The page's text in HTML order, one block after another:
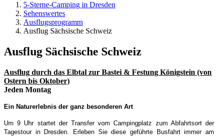
5-Sterne-Camping in Dresden
Sehenswertes
Ausflugsprogramm
Ausflug Sächsische Schweiz
Ausflug Sächsische Schweiz
Ausflug durch das Elbtal zur Bastei & Festung Königstein (von
Ostern bis Oktober)
Jeden Montag
Ein Naturerlebnis der ganz besonderen Art
Um 9 Uhr startet der Transfer vom Campingplatz zum Abfahrtsort der
Tagestour in Dresden. Erleben Sie diese geführte Busfahrt immer am